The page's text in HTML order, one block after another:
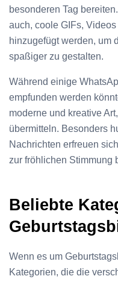
besonderen Tag
auch, coole GIFs,
hinzugefügt werden, um
spaßiger zu gestalten.
Während einige
empfunden werden
moderne und kreative
übermitteln. Besonders
Nachrichten erfreuen
zur fröhlichen Stimmung
Beliebte
Wenn es um
Kategorien, die die